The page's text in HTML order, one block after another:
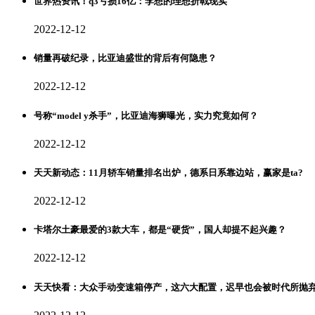
2022-12-12
销量再破纪录，比亚迪盛世的背后有何隐患？
2022-12-12
号称“model y杀手”，比亚迪海狮曝光，实力究竟如何？
2022-12-12
天天新动态：11月轿车销量排名出炉，德系日系靠边站，赢家是ta?
2022-12-12
卡塔尔土豪最爱的3款大车，都是“硬货”，国人却提不起兴趣？
2022-12-12
天天快看：大众手动变速箱停产，这六大配置，迟早也会被时代所抛